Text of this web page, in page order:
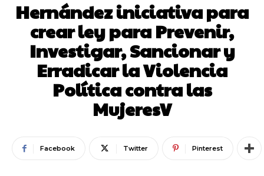
Hernández iniciativa para
crear ley para Prevenir,
Investigar, Sancionar y
Erradicar la Violencia
Política contra las
MujeresV
Facebook Twitter Pinterest